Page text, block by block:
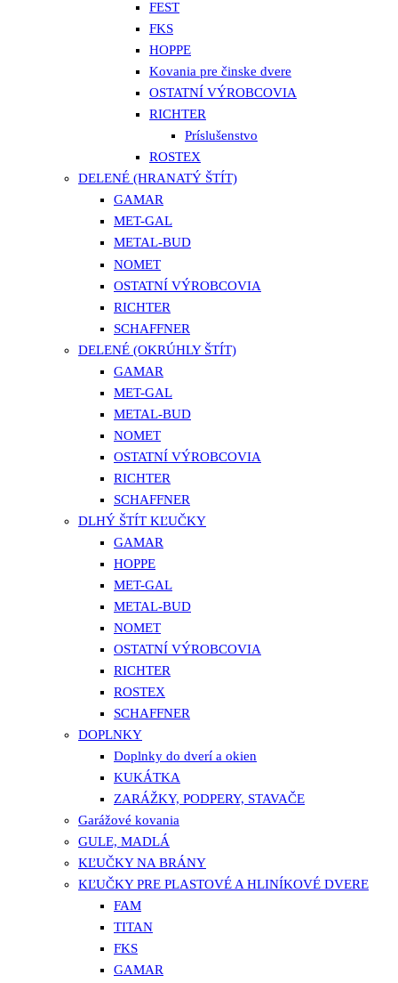
FEST
FKS
HOPPE
Kovania pre činske dvere
OSTATNÍ VÝROBCOVIA
RICHTER
Príslušenstvo
ROSTEX
DELENÉ (HRANATÝ ŠTÍT)
GAMAR
MET-GAL
METAL-BUD
NOMET
OSTATNÍ VÝROBCOVIA
RICHTER
SCHAFFNER
DELENÉ (OKRÚHLY ŠTÍT)
GAMAR
MET-GAL
METAL-BUD
NOMET
OSTATNÍ VÝROBCOVIA
RICHTER
SCHAFFNER
DLHÝ ŠTÍT KĽUČKY
GAMAR
HOPPE
MET-GAL
METAL-BUD
NOMET
OSTATNÍ VÝROBCOVIA
RICHTER
ROSTEX
SCHAFFNER
DOPLNKY
Doplnky do dverí a okien
KUKÁTKA
ZARÁŽKY, PODPERY, STAVAČE
Garážové kovania
GULE, MADLÁ
KĽUČKY NA BRÁNY
KĽUČKY PRE PLASTOVÉ A HLINÍKOVÉ DVERE
FAM
TITAN
FKS
GAMAR